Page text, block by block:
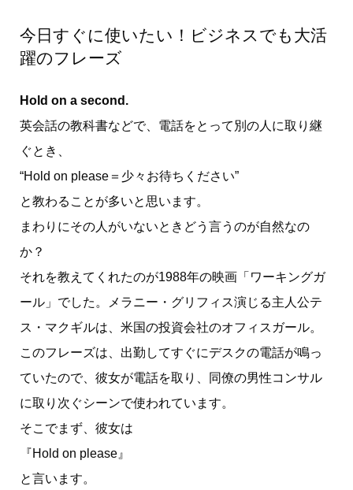
今日すぐに使いたい！ビジネスでも大活
躍のフレーズ
Hold on a second.
英会話の教科書などで、電話をとって別の人に取り継
ぐとき、
“Hold on please＝少々お待ちください”
と教わることが多いと思います。
まわりにその人がいないときどう言うのが自然なの
か？
それを教えてくれたのが1988年の映画「ワーキングガ
ール」でした。メラニー・グリフィス演じる主人公テ
ス・マクギルは、米国の投資会社のオフィスガール。
このフレーズは、出勤してすぐにデスクの電話が鳴っ
ていたので、彼女が電話を取り、同僚の男性コンサル
に取り次ぐシーンで使われています。
そこでまず、彼女は
『Hold on please』
と言います。